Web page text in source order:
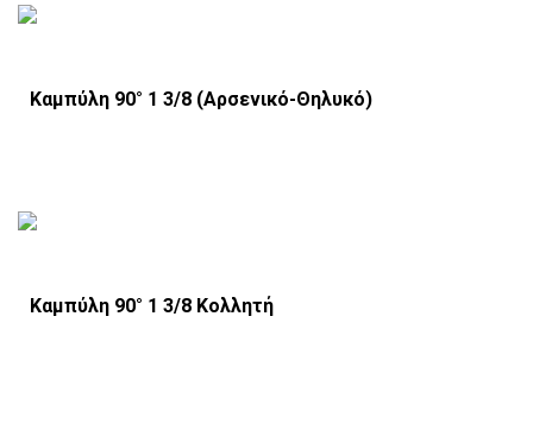
Καμπύλη 90° 1 3/8 (Αρσενικό-Θηλυκό)
Καμπύλη 90° 1 3/8 Κολλητή